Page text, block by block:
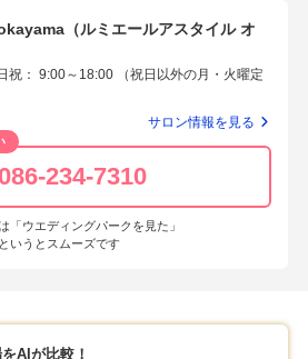
（ルミエールアスタイル オ
祝： 9:00～18:00 （祝日以外の月・火曜定
サロン情報を見る
086-234-7310
「ウエディングパークを見た」
というとスムーズです
AIが比較！